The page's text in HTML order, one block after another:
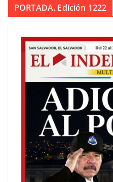
PORTADA. Edición 1222